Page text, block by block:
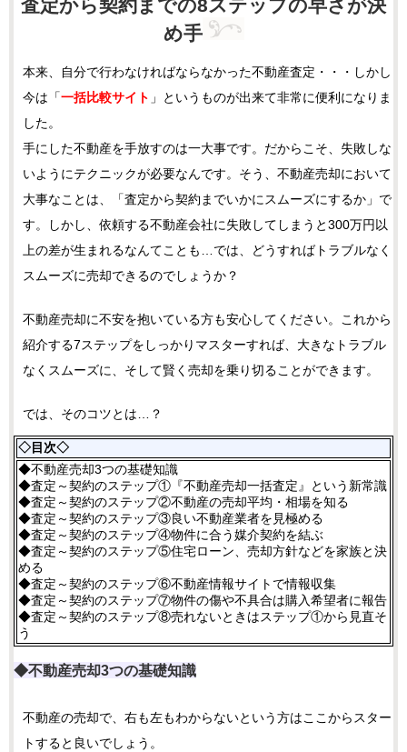
査定から契約までの8ステップの早さが決
め手
本来、自分で行わなければならなかった不動産査定・・・しかし
今は「一括比較サイト 」というものが出来て非常に便利になりま
した。
手にした不動産を手放すのは一大事です。だからこそ、失敗しな
いようにテクニックが必要なんです。そう、不動産売却において
大事なことは、「査定から契約までいかにスムーズにするか」で
す。しかし、依頼する不動産会社に失敗してしまうと300万円以
上の差が生まれるなんてことも…では、どうすればトラブルなく
スムーズに売却できるのでしょうか？
不動産売却に不安を抱いている方も安心してください。これから
紹介する7ステップをしっかりマスターすれば、大きなトラブル
なくスムーズに、そして賢く売却を乗り切ることができます。
では、そのコツとは…？
◇目次◇
◆不動産売却3つの基礎知識
◆査定～契約のステップ①『不動産売却一括査定』という新常識
◆査定～契約のステップ②不動産の売却平均・相場を知る
◆査定～契約のステップ③良い不動産業者を見極める
◆査定～契約のステップ④物件に合う媒介契約を結ぶ
◆査定～契約のステップ⑤住宅ローン、売却方針などを家族と決
める
◆査定～契約のステップ⑥不動産情報サイトで情報収集
◆査定～契約のステップ⑦物件の傷や不具合は購入希望者に報告
◆査定～契約のステップ⑧売れないときはステップ①から見直そ
う
◆不動産売却3つの基礎知識
不動産の売却で、右も左もわからないという方はここからスター
トすると良いでしょう。